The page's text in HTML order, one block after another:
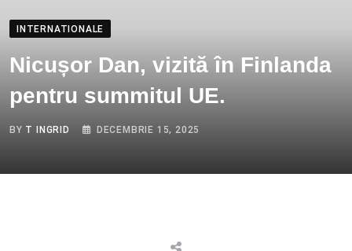
INTERNATIONALE
Nicușor Dan, vizită în Finlanda
pentru summitul UE.
BY T INGRID DECEMBRIE 15, 2025